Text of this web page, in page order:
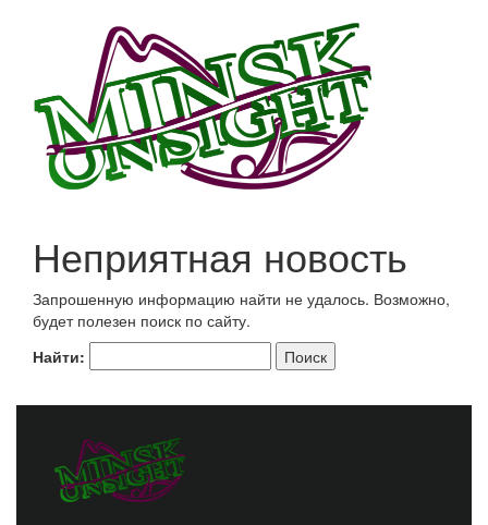
Неприятная новость
Запрошенную информацию найти не удалось. Возможно,
будет полезен поиск по сайту.
Найти: